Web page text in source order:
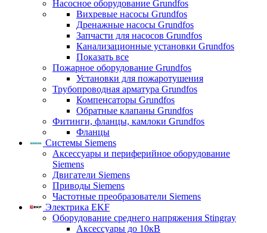
Насосное оборудование Grundfos
Вихревые насосы Grundfos
Дренажные насосы Grundfos
Запчасти для насосов Grundfos
Канализационные установки Grundfos
Показать все
Пожарное оборудование Grundfos
Установки для пожаротушения
Трубопроводная арматура Grundfos
Компенсаторы Grundfos
Обратные клапаны Grundfos
Фитинги, фланцы, камлоки Grundfos
Фланцы
Системы Siemens
Аксессуары и периферийное оборудование
Siemens
Двигатели Siemens
Приводы Siemens
Частотные преобразователи Siemens
Электрика EKF
Оборудование среднего напряжения Stingray
Аксессуары до 10кВ